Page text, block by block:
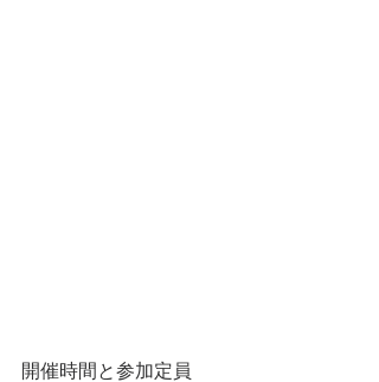
開催時間と参加定員